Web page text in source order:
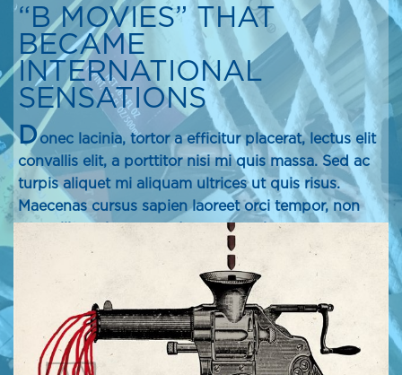
“B MOVIES” THAT
BECAME
INTERNATIONAL
SENSATIONS
Donec lacinia, tortor a efficitur placerat, lectus elit
convallis elit, a porttitor nisi mi quis massa. Sed ac
turpis aliquet mi aliquam ultrices ut quis risus.
Maecenas cursus sapien laoreet orci tempor, non
convallis orci egestas. Aenean maximus semper
massa, ut vestibulum velit. Donec et malesuada
dolor. Aliquam et quam vel nisi scelerisque laoreet.
Vivamus ullamcorper rhoncus semper.